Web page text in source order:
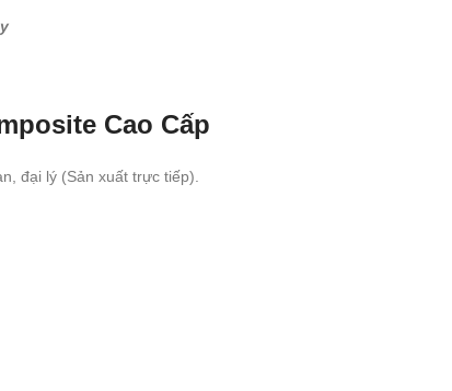
Cao Cấp
đại lý (Sản xuất trực tiếp).